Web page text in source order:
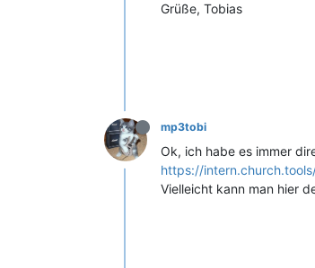
Grüße, Tobias
mp3tobi
Ok, ich habe es immer
https://
Vielleicht kann man hier